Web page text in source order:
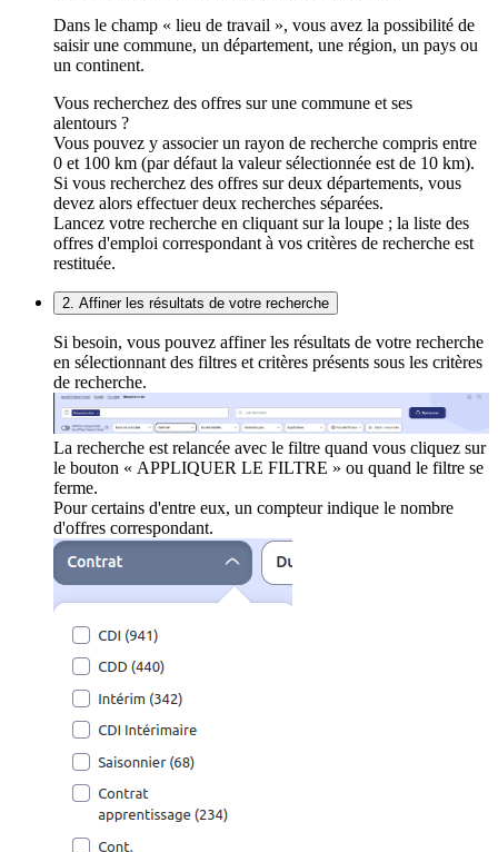
Dans le champ « lieu de travail », vous avez la possibilité de
saisir une commune, un département, une région, un pays ou
un continent.
Vous recherchez des offres sur une commune et ses
alentours ?
Vous pouvez y associer un rayon de recherche compris entre
0 et 100 km (par défaut la valeur sélectionnée est de 10 km).
Si vous recherchez des offres sur deux départements, vous
devez alors effectuer deux recherches séparées.
Lancez votre recherche en cliquant sur la loupe ; la liste des
offres d'emploi correspondant à vos critères de recherche est
restituée.
2. Affiner les résultats de votre recherche
Si besoin, vous pouvez affiner les résultats de votre recherche
en sélectionnant des filtres et critères présents sous les critères
de recherche.
La recherche est relancée avec le filtre quand vous cliquez sur
le bouton « APPLIQUER LE FILTRE » ou quand le filtre se
ferme.
Pour certains d'entre eux, un compteur indique le nombre
d'offres correspondant.